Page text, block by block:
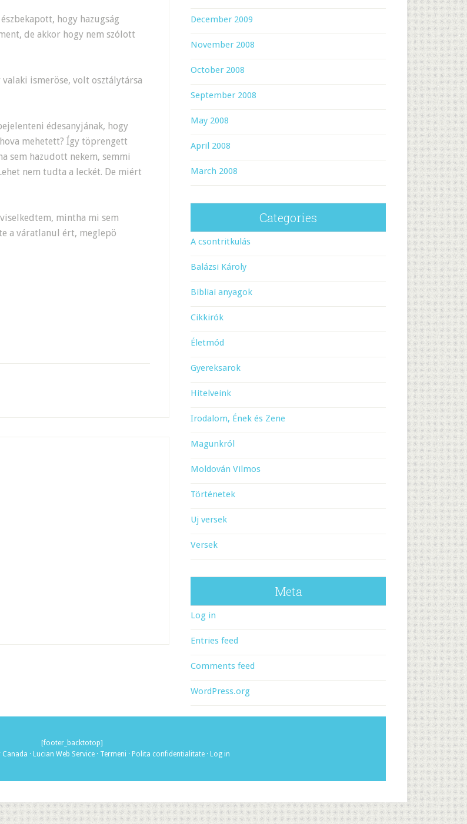
hogy hazugság
de akkor hogy nem szólott
ismeröse, volt osztálytársa
édesanyjának, hogy
mehetett? Így töprengett
sem hazudott nekem, semmi
nem tudta a leckét. De miért
mintha mi sem
a váratlanul ért, meglepö
December 2009
November 2008
October 2008
September 2008
May 2008
April 2008
March 2008
Categories
A csontritkulás
Balázsi Károly
Bibliai anyagok
Cikkirók
Életmód
Gyereksarok
Hitelveink
Irodalom, Ének és Zene
Magunkról
Moldován Vilmos
Történetek
Uj versek
Versek
Meta
Log in
Entries feed
Comments feed
WordPress.org
[footer_backtotop]
Canada · Lucian Web Service · Termeni · Polita confidentialitate · Log in